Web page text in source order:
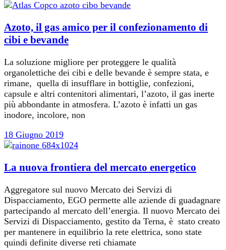
Azoto, il gas amico per il confezionamento di
cibi e bevande
La soluzione migliore per proteggere le qualità
organolettiche dei cibi e delle bevande è sempre stata, e
rimane, quella di insufflare in bottiglie, confezioni,
capsule e altri contenitori alimentari, l’azoto, il gas inerte
più abbondante in atmosfera. L’azoto è infatti un gas
inodore, incolore, non
18 Giugno 2019
La nuova frontiera del mercato energetico
Aggregatore sul nuovo Mercato dei Servizi di
Dispacciamento, EGO permette alle aziende di guadagnare
partecipando al mercato dell’energia. Il nuovo Mercato dei
Servizi di Dispacciamento, gestito da Terna, è stato creato
per mantenere in equilibrio la rete elettrica, sono state
quindi definite diverse reti chiamate